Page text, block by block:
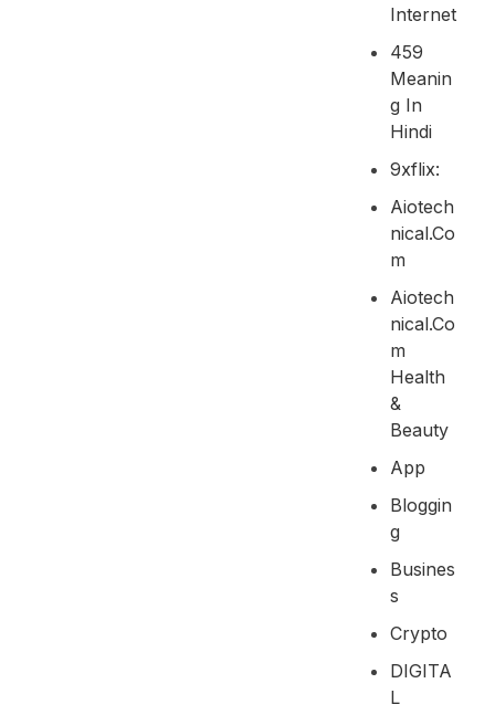
Internet
459
Meanin
G In
Hindi
9xflix:
Aiotech
Nical.co
M
Aiotech
Nical.co
M
Health
&
Beauty
App
Bloggin
G
Busines
S
Crypto
DIGITA
L